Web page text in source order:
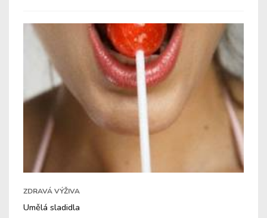
ZDRAVÁ VÝŽIVA
Umělá sladidla